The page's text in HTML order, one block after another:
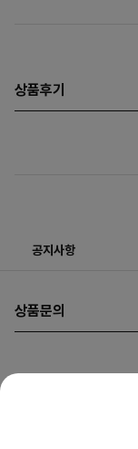
상품후기
공지사항
상품문의